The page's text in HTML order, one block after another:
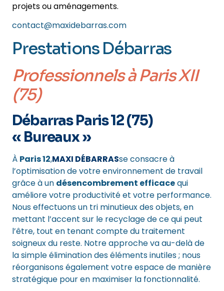
projets ou aménagements.
contact@maxidebarras.com
Prestations Débarras
Professionnelsà Paris XII
(75)
Débarras Paris 12 (75)
« Bureaux »
À Paris 12,MAXI DÉBARRASse consacre à
l’optimisation de votre environnement de travail
grâce à un désencombrement efficacequi
améliore votre productivité et votre performance.
Nous effectuons un tri minutieux des objets, en
mettant l’accent sur le recyclage de ce qui peut
l’être, tout en tenant compte du traitement
soigneux du reste. Notre approche va au-delà de
la simple élimination des éléments inutiles ; nous
réorganisons également votre espace de manière
stratégique pour en maximiser la fonctionnalité.